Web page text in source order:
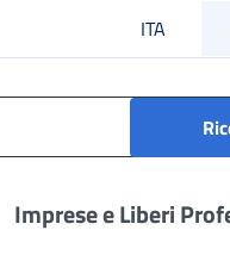
ITA
Imprese e Liberi